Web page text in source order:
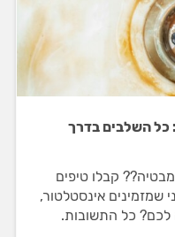
כל השלבים בדרך
קבלו טיפים
שמזמינים אינסטלטור,
לכם? כל התשובות.